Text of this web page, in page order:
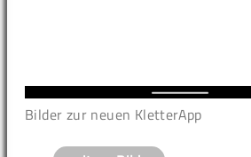
Bilder zur neuen KletterApp